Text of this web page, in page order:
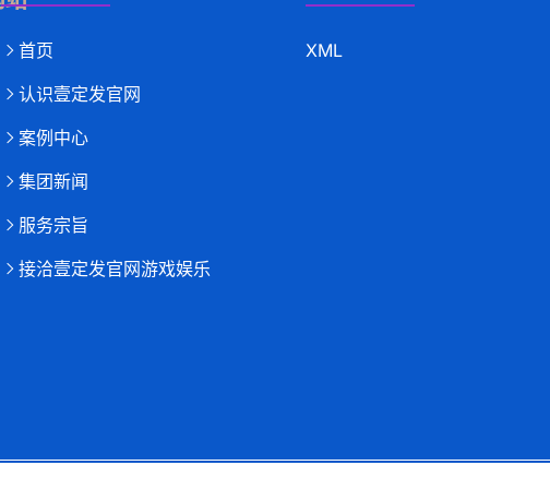
首页
认识壹定发官网
案例中心
集团新闻
服务宗旨
接洽壹定发官网游戏娱乐
XML